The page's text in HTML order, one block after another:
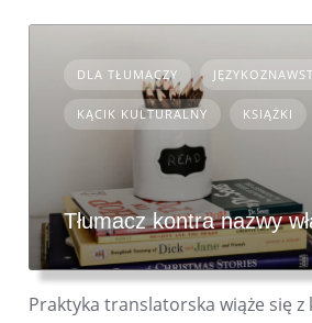
DLA TŁUMACZY
KĄCIK KULTURALNY KSIĄŻKI
Tłumacz kontra nazwy
Praktyka translatorska wiąże się z